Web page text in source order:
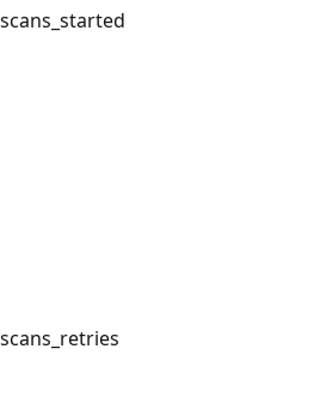
scans_started
scans_retries